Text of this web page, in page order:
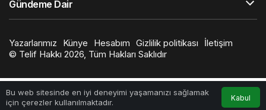
Bu web sitesinde en iyi deneyimi yaşamanızı sağlamak
için çerezler kullanılmaktadır.
Kabul
Anasayfa Hesabım
Gündeme Dair
Yazarlarımız Künye Hesabım Gizlilik politikası
İletişim
© Telif Hakkı 2026, Tüm Hakları Saklıdır